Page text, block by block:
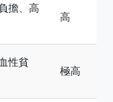
擔、高
高
性貧
極高